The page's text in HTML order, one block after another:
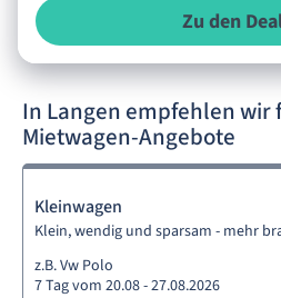
Zu den
In Langen empfehlen wir
Mietwagen-Angebote
Kleinwagen
Klein, wendig und sparsam - mehr
z.B. Vw Polo
7 Tag vom 20.08 - 27.08.2026